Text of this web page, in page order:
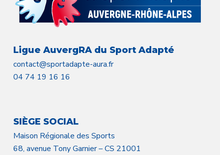
Ligue AuvergRA du Sport Adapté
contact@sportadapte-aura.fr
04 74 19 16 16
SIÈGE SOCIAL
Maison Régionale des Sports
68, avenue Tony Garnier – CS 21001